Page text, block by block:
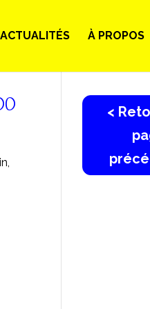
ACTUALITÉS À PROPOS
<